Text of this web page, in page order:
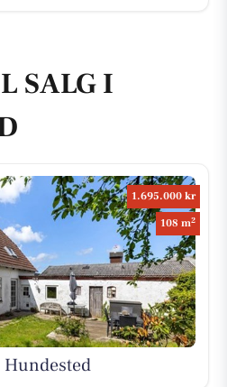
SALG I
1.695.000 kr
108 m2